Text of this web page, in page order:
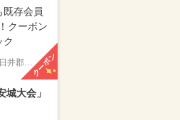
既存会員
クーポン
ク
豊山町 クーポン
城大会」